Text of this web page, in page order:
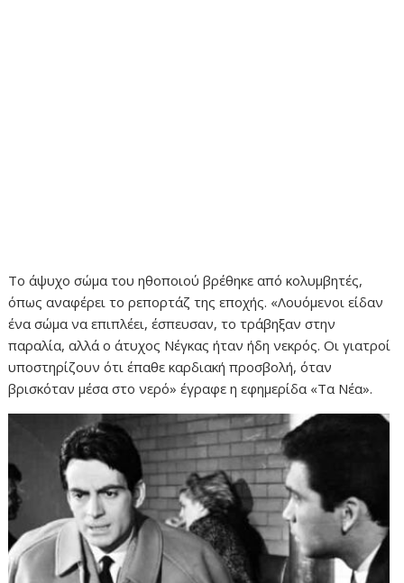
Το άψυχο σώμα του ηθοποιού βρέθηκε από κολυμβητές,
όπως αναφέρει το ρεπορτάζ της εποχής. «Λουόμενοι είδαν
ένα σώμα να επιπλέει, έσπευσαν, το τράβηξαν στην
παραλία, αλλά ο άτυχος Νέγκας ήταν ήδη νεκρός. Οι γιατροί
υποστηρίζουν ότι έπαθε καρδιακή προσβολή, όταν
βρισκόταν μέσα στο νερό» έγραφε η εφημερίδα «Τα Νέα».